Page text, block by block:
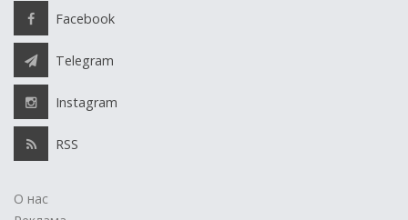
Facebook
Telegram
Instagram
RSS
О нас